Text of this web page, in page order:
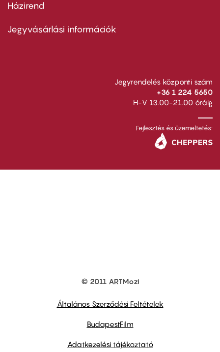
Footer
second
Házirend
Jegyvásárlási információk
Jegyrendelés központi szám
+36 1 224 5650
H-V 13.00-21.00 óráig
Fejlesztés és üzemeltetés:
© 2011 ARTMozi
Általános Szerződési Feltételek
BudapestFilm
Adatkezelési tájékoztató